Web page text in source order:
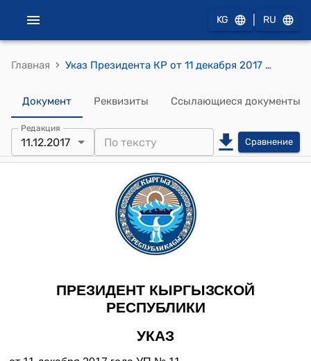
KG RU
Главная › Указ Президента КР от 11 декабря 2017 года УП № 11 "О Салиеве А.А."
Документ Реквизиты Ссылающиеся документы
Редакция
11.12.2017 Сравнение